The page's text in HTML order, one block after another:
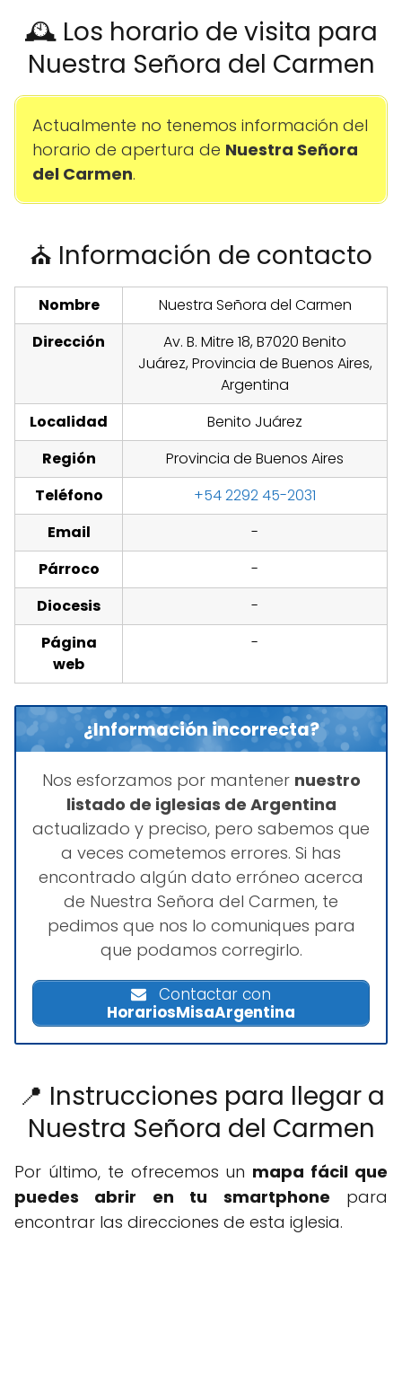
🕰️ Los horario de visita para
Nuestra Señora del Carmen
Actualmente no tenemos información del
horario de apertura de Nuestra Señora
del Carmen.
⛪ Información de contacto
Nombre
Nuestra Señora del Carmen
Dirección
Av. B. Mitre 18, B7020 Benito
Juárez, Provincia de Buenos Aires,
Argentina
Localidad
Benito Juárez
Región
Provincia de Buenos Aires
Teléfono
+54 2292 45-2031
Email
-
Párroco
-
Diocesis
-
Página
web
-
¿Información incorrecta?
Nos esforzamos por mantener nuestro
listado de iglesias de Argentina
actualizado y preciso, pero sabemos que
a veces cometemos errores. Si has
encontrado algún dato erróneo acerca
de Nuestra Señora del Carmen, te
pedimos que nos lo comuniques para
que podamos corregirlo.
Contactar con
HorariosMisaArgentina
📍 Instrucciones para llegar a
Nuestra Señora del Carmen
Por último, te ofrecemos un mapa fácil que
puedes abrir en tu smartphone para
encontrar las direcciones de esta iglesia.